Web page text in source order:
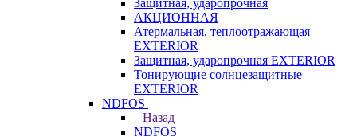
Защитная, ударопрочная
АКЦИОННАЯ
Атермальная, теплоотражающая
EXTERIOR
Защитная, ударопрочная EXTERIOR
Тонирующие солнцезащитные
EXTERIOR
NDFOS
Назад
NDFOS